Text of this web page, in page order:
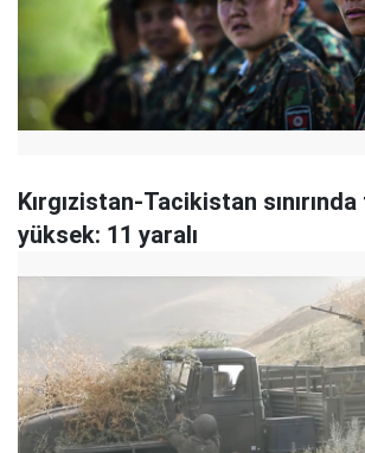
Kırgızistan-Tacikistan
yüksek: 11 yaralı